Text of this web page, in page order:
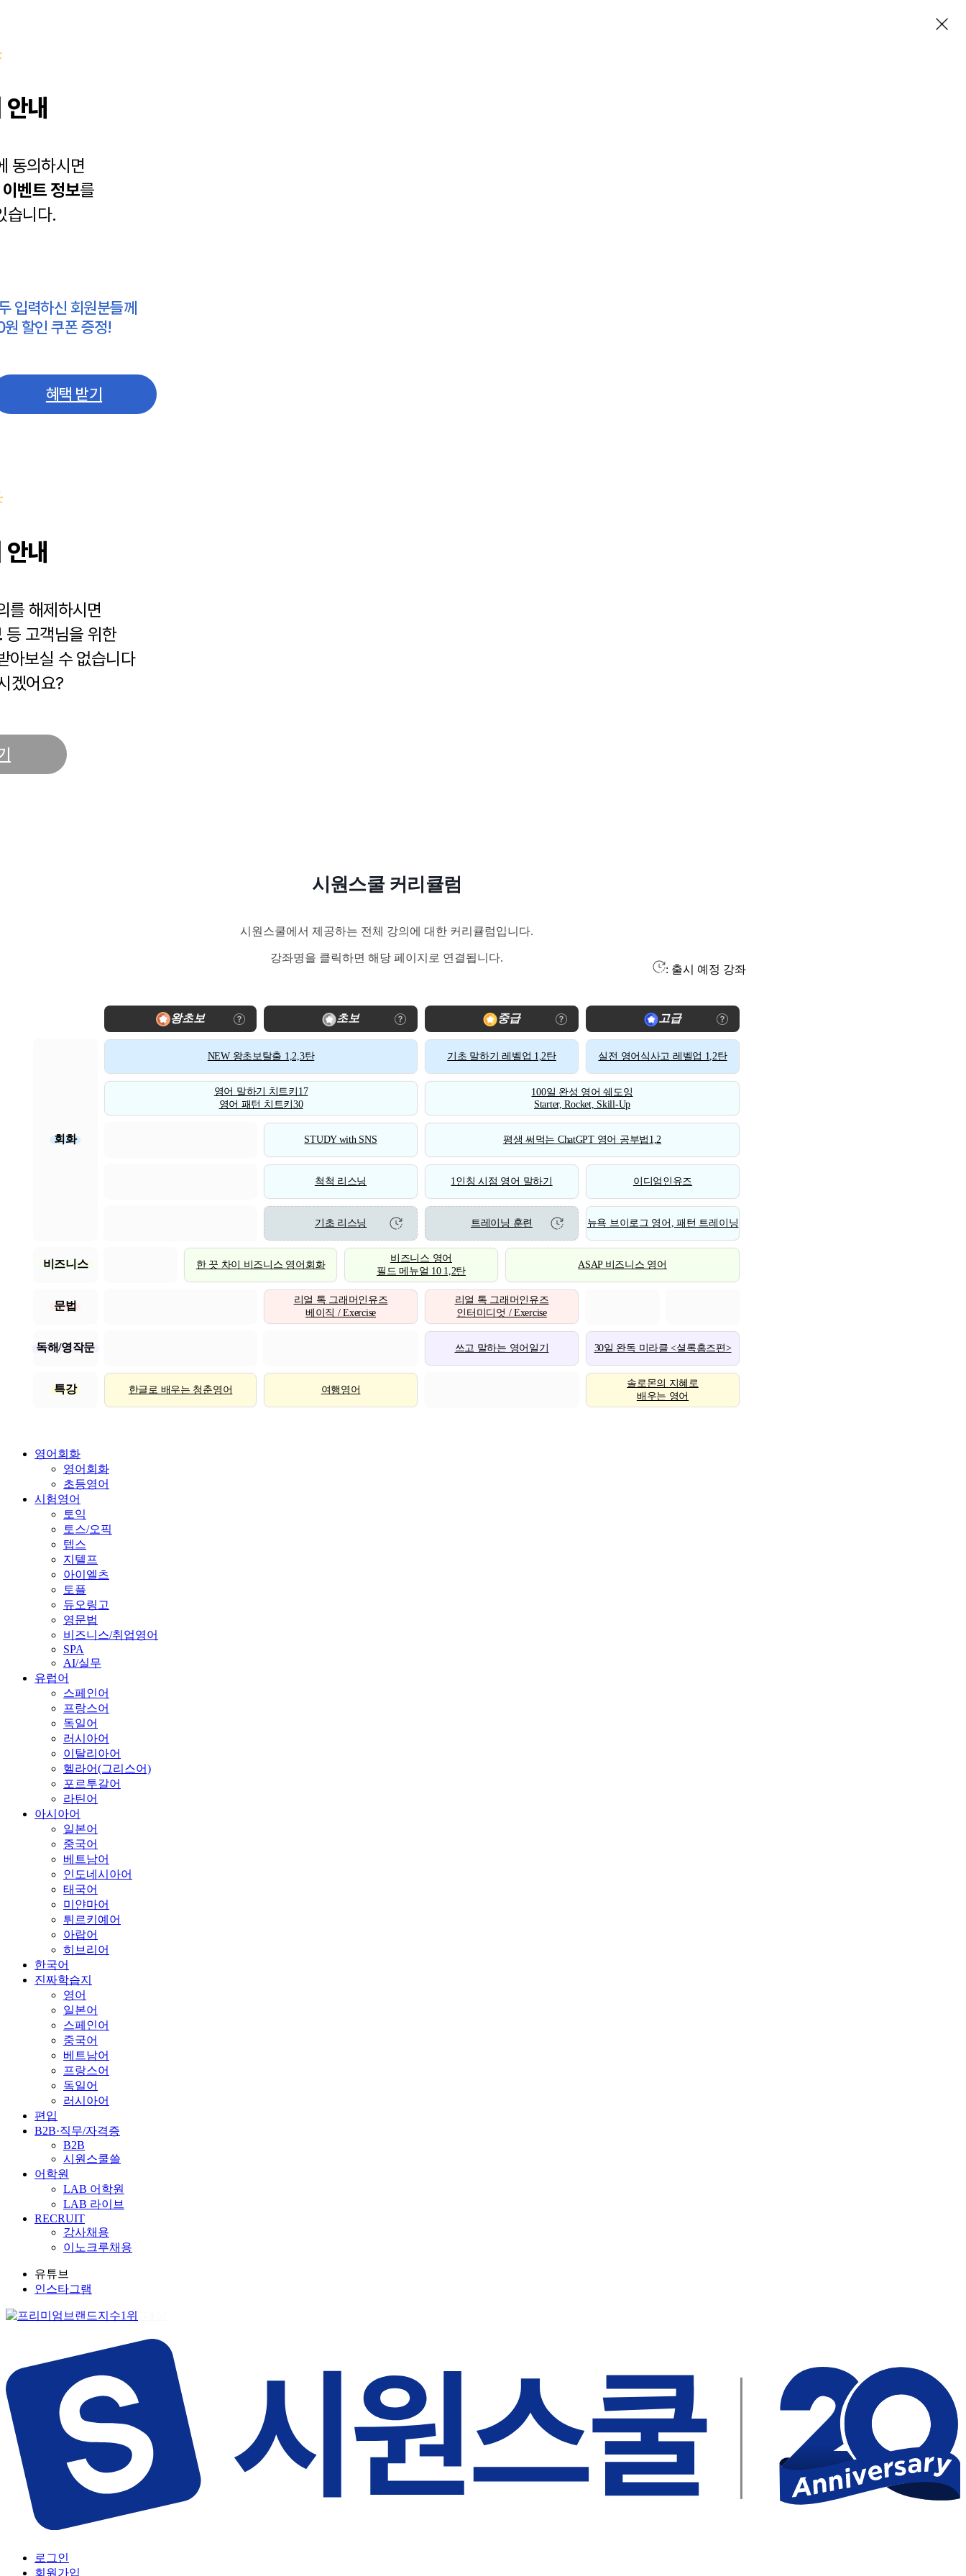
내
동의하시면
이벤트 정보를
습니다.
입력하신 회원분들께
할인 쿠폰 증정!
혜택 받기
내
를 해제하시면
등 고객님을 위한
아보실 수 없습니다
겠어요?
시원스쿨 커리큘럼
시원스쿨에서 제공하는 전체 강의에 대한 커리큘럼입니다.
강좌명을 클릭하면 해당 페이지로 연결됩니다.
: 출시 예정 강좌
왕초보 초보 중급 고급
회화
NEW 왕초보탈출 1,2,3탄 기초 말하기 레벨업 1,2탄 실전 영어식사고 레벨업 1,2탄
영어 말하기 치트키17
영어 패턴 치트키30
100일 완성 영어 쉐도잉
Starter, Rocket, Skill-Up
STUDY with SNS 평생 써먹는 ChatGPT 영어 공부법1,2
척척 리스닝 1인칭 시점 영어 말하기 이디엄인유즈
기초 리스닝 트레이닝 훈련 뉴욕 브이로그 영어, 패턴 트레이닝
비즈니스 한 끗 차이 비즈니스 영어회화
비즈니스 영어
필드 메뉴얼 10 1,2탄
ASAP 비즈니스 영어
문법
리얼 톡 그래머인유즈
베이직 / Exercise
리얼 톡 그래머인유즈
인터미디엇 / Exercise
독해/영작문 쓰고 말하는 영어일기 30일 완독 미라클 <셜록홈즈편>
특강 한글로 배우는 청춘영어 여행영어
솔로몬의 지혜로
배우는 영어
영어회화
영어회화
초등영어
시험영어
토익
토스/오픽
텝스
지텔프
아이엘츠
토플
듀오링고
영문법
비즈니스/취업영어
SPA
AI/실무
유럽어
스페인어
프랑스어
독일어
러시아어
이탈리아어
헬라어(그리스어)
포르투갈어
라틴어
아시아어
일본어
중국어
베트남어
인도네시아어
태국어
미얀마어
튀르키예어
아랍어
히브리어
한국어
진짜학습지
영어
일본어
스페인어
중국어
베트남어
프랑스어
독일어
러시아어
편입
B2B·직무/자격증
B2B
시원스쿨쓸
어학원
LAB 어학원
LAB 라이브
RECRUIT
강사채용
이노크루채용
유튜브
인스타그램
로그인
회원가입